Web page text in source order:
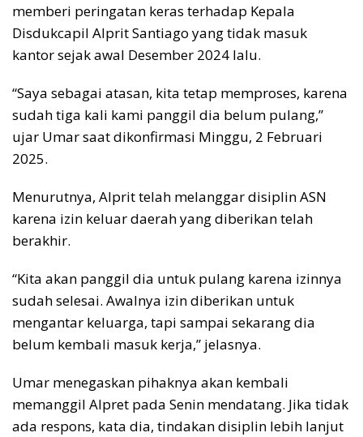
memberi peringatan keras terhadap Kepala
Disdukcapil Alprit Santiago yang tidak masuk
kantor sejak awal Desember 2024 lalu.
“Saya sebagai atasan, kita tetap memproses, karena
sudah tiga kali kami panggil dia belum pulang,”
ujar Umar saat dikonfirmasi Minggu, 2 Februari
2025.
Menurutnya, Alprit telah melanggar disiplin ASN
karena izin keluar daerah yang diberikan telah
berakhir.
“Kita akan panggil dia untuk pulang karena izinnya
sudah selesai. Awalnya izin diberikan untuk
mengantar keluarga, tapi sampai sekarang dia
belum kembali masuk kerja,” jelasnya.
Umar menegaskan pihaknya akan kembali
memanggil Alpret pada Senin mendatang. Jika tidak
ada respons, kata dia, tindakan disiplin lebih lanjut